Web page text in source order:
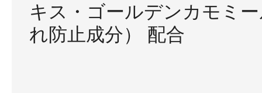
キス・ゴールデンカモミ
れ防止成分） 配合